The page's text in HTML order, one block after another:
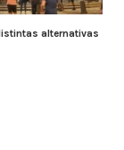
alternativas